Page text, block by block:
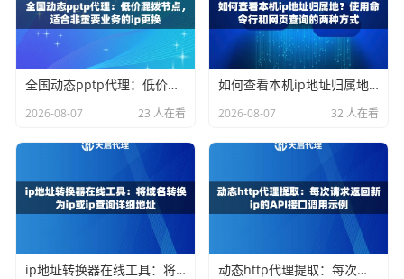
一旦确认IP被封，可以立即尝试以下方法：
降低访问频率与改变行为模式：
如果业务允许，立即大幅降
低请求频率，并引入随机的时间间隔，让访问行为看起来更
接近真人。这是最直接、成本最低的缓解措施。
本会使用默认的、不完整的请求头，这等于告诉网站“我不是
cept-Language`等字段，模拟真实浏览器。
这是最有效也是最根本的解决方法。如果你使
用的是动态IP服务，直接通过API获取一个新的IP替换掉被封
全国动态pptp代理：低价混拨节点，适合非重要业务的ip更换
2026-08-07 23 人在看
如何查看本机ip地址归属地？使用命令行和网页查询的两种方式
2026-08-07 32 人在看
ip地址转换器在线工具：将域名转换为ip或ip查询详细地址 动态http代理提取：每次请求返回新ip的API接口调用示例